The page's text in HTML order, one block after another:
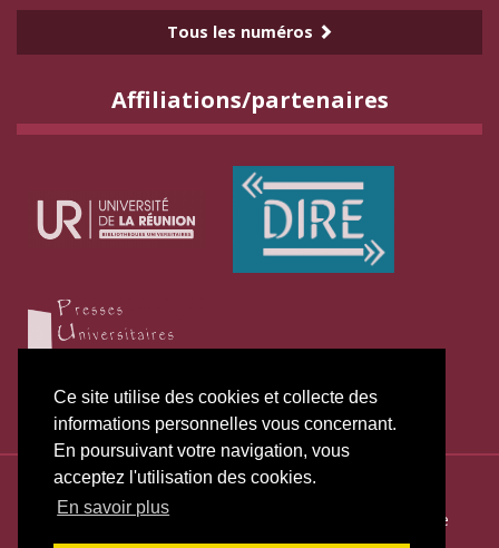
Ce site utilise des cookies et collecte des
informations personnelles vous concernant.
En poursuivant votre navigation, vous
acceptez l'utilisation des cookies.
En savoir plus
Tous les numéros
Affiliations/partenaires
ISSN électronique 2271-3131
Plan du site—Politique de publication
Politique de
confidentialité—Déclaration d’éthique